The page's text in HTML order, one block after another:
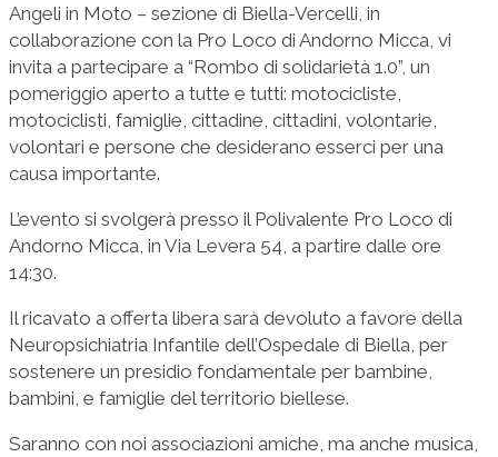
Angeli in Moto – sezione di Biella-Vercelli, in
collaborazione con la Pro Loco di Andorno Micca, vi
invita a partecipare a “Rombo di solidarietà 1.0”, un
pomeriggio aperto a tutte e tutti: motocicliste,
motociclisti, famiglie, cittadine, cittadini, volontarie,
volontari e persone che desiderano esserci per una
causa importante.
L’evento si svolgerà presso il Polivalente Pro Loco di
Andorno Micca, in Via Levera 54, a partire dalle ore
14:30.
Il ricavato a offerta libera sarà devoluto a favore della
Neuropsichiatria Infantile dell’Ospedale di Biella, per
sostenere un presidio fondamentale per bambine,
bambini, e famiglie del territorio biellese.
Saranno con noi associazioni amiche, ma anche musica,